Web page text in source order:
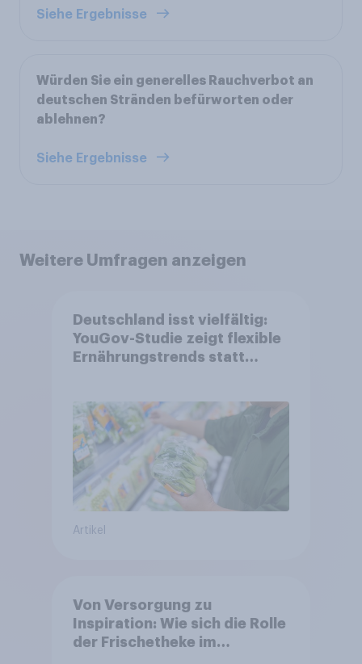
Siehe Ergebnisse
Würden Sie ein generelles Rauchverbot an
deutschen Stränden befürworten oder
ablehnen?
Siehe Ergebnisse
Weitere Umfragen anzeigen
Deutschland isst vielfältig:
YouGov-Studie zeigt flexible
Ernährungstrends statt
Artikel
Von Versorgung zu
Inspiration: Wie sich die Rolle
der Frischetheke im